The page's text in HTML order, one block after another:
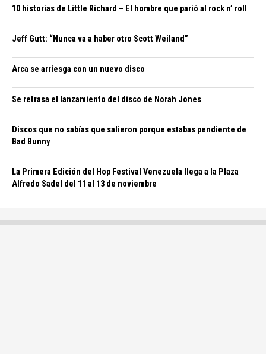
10 historias de Little Richard – El hombre que parió al rock n’ roll
Jeff Gutt: “Nunca va a haber otro Scott Weiland”
Arca se arriesga con un nuevo disco
Se retrasa el lanzamiento del disco de Norah Jones
Discos que no sabías que salieron porque estabas pendiente de
Bad Bunny
La Primera Edición del Hop Festival Venezuela llega a la Plaza
Alfredo Sadel del 11 al 13 de noviembre